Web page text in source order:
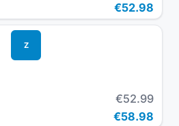
€52.98
Z
€52.99
€58.98